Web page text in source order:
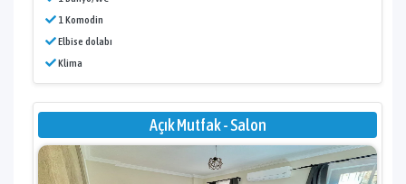
1 Komodin
Elbise dolabı
Klima
Açık Mutfak - Salon